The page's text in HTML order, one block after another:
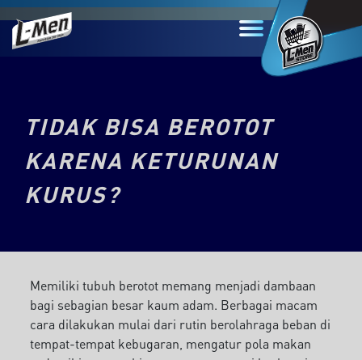
TIDAK BISA BEROTOT
KARENA KETURUNAN
KURUS?
Memiliki tubuh berotot memang menjadi dambaan
bagi sebagian besar kaum adam. Berbagai macam
cara dilakukan mulai dari rutin berolahraga beban di
tempat-tempat kebugaran, mengatur pola makan